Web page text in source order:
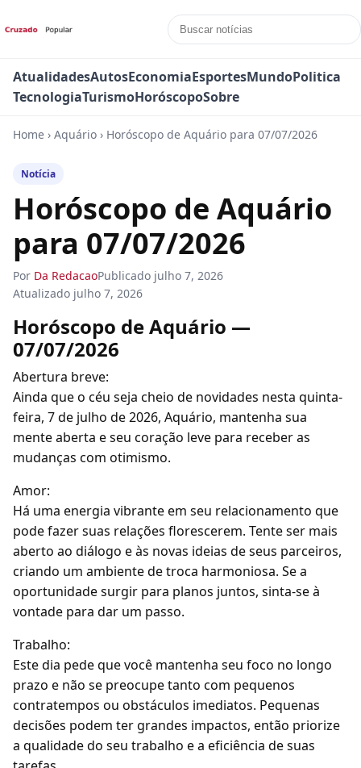
AtualidadesAutosEconomiaEsportesMundoPolitica
TecnologiaTurismoHoróscopoSobre
Home › Aquário › Horóscopo de Aquário para 07/07/2026
Notícia
Horóscopo de Aquário
para 07/07/2026
Por Da RedacaoPublicado julho 7, 2026
Atualizado julho 7, 2026
Horóscopo de Aquário —
07/07/2026
Abertura breve:
Ainda que o céu seja cheio de novidades nesta quinta-
feira, 7 de julho de 2026, Aquário, mantenha sua
mente aberta e seu coração leve para receber as
mudanças com otimismo.
Amor:
Há uma energia vibrante em seu relacionamento que
pode fazer suas relações florescerem. Tente ser mais
aberto ao diálogo e às novas ideias de seus parceiros,
criando um ambiente de troca harmoniosa. Se a
oportunidade surgir para planos juntos, sinta-se à
vontade para dar um passo.
Trabalho:
Este dia pede que você mantenha seu foco no longo
prazo e não se preocupe tanto com pequenos
contratempos ou obstáculos imediatos. Pequenas
decisões podem ter grandes impactos, então priorize
a qualidade do seu trabalho e a eficiência de suas